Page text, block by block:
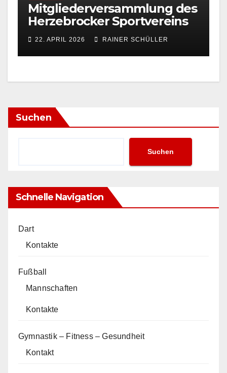
Mitgliederversammlung des
Herzebrocker Sportvereins
22. APRIL 2026 RAINER SCHÜLLER
Suchen
Suchen
Schnelle Navigation
Dart
Kontakte
Fußball
Mannschaften
Kontakte
Gymnastik – Fitness – Gesundheit
Kontakt